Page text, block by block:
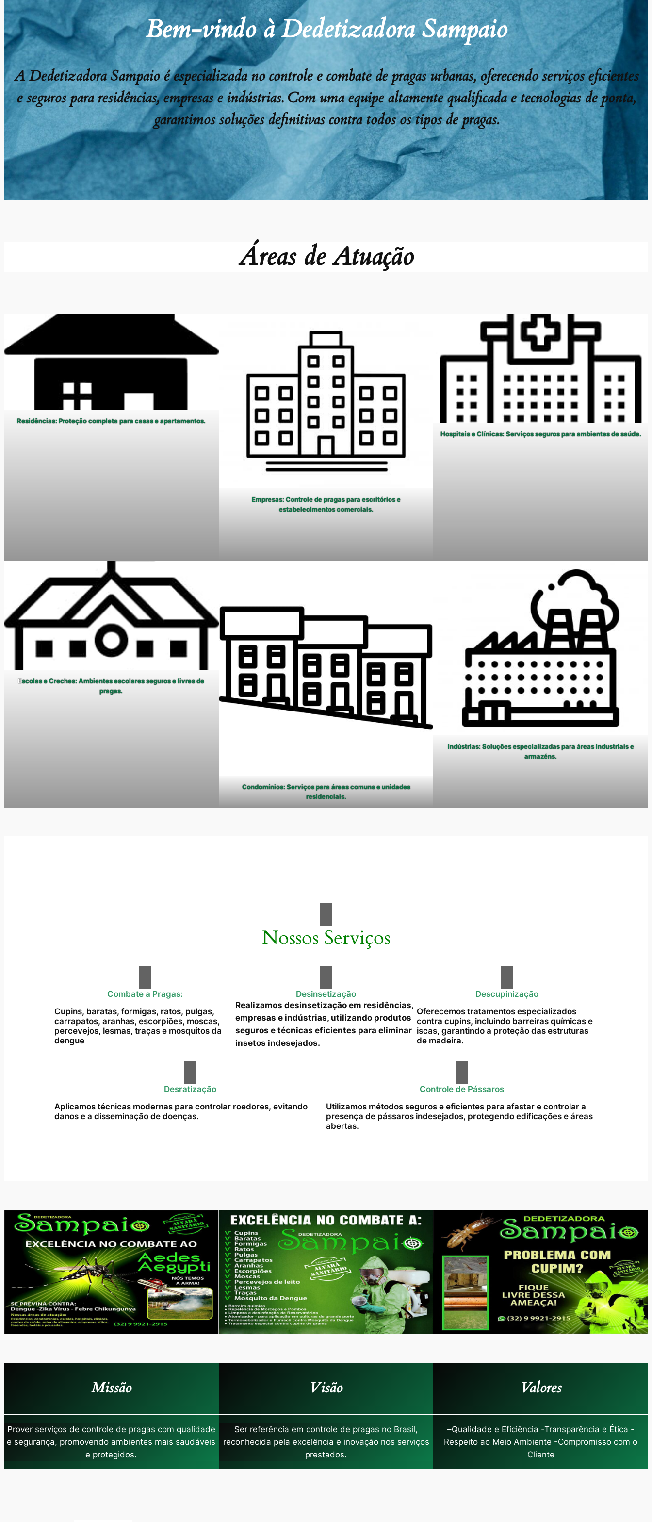
Bem-vindo à Dedetizadora Sampaio
A Dedetizadora Sampaio é especializada no controle e combate de pragas urbanas, oferecendo serviços eficientes
e seguros para residências, empresas e indústrias. Com uma equipe altamente qualificada e tecnologias de ponta,
garantimos soluções definitivas contra todos os tipos de pragas.
Áreas de Atuação
Residências: Proteção completa para casas e apartamentos.
Empresas: Controle de pragas para escritórios e
estabelecimentos comerciais.
Hospitais e Clínicas: Serviços seguros para ambientes de saúde.
Escolas e Creches: Ambientes escolares seguros e livres de
pragas.
Condomínios: Serviços para áreas comuns e unidades
residenciais.
Indústrias: Soluções especializadas para áreas industriais e
armazéns.
Nossos Serviços
Combate a Pragas:
Cupins, baratas, formigas, ratos, pulgas,
carrapatos, aranhas, escorpiões, moscas,
percevejos, lesmas, traças e mosquitos da
dengue
Desinsetização
Realizamos desinsetização em residências,
empresas e indústrias, utilizando produtos
seguros e técnicas eficientes para eliminar
insetos indesejados.
Descupinização
Oferecemos tratamentos especializados
contra cupins, incluindo barreiras químicas e
iscas, garantindo a proteção das estruturas
de madeira.
Desratização
Aplicamos técnicas modernas para controlar roedores, evitando
danos e a disseminação de doenças.
Controle de Pássaros
Utilizamos métodos seguros e eficientes para afastar e controlar a
presença de pássaros indesejados, protegendo edificações e áreas
abertas.
Missão
Prover serviços de controle de pragas com qualidade
e segurança, promovendo ambientes mais saudáveis
e protegidos.
Visão
Ser referência em controle de pragas no Brasil,
reconhecida pela excelência e inovação nos serviços
prestados.
Valores
–Qualidade e Eficiência -Transparência e Ética -
Respeito ao Meio Ambiente -Compromisso com o
Cliente